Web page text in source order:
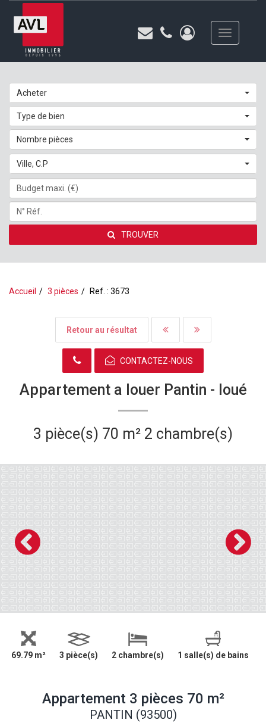
Toggle
navigation
Acheter
Type de bien
Nombre pièces
Ville, C.P
TROUVER
Accueil 3 pièces Ref. : 3673
Retour au résultat
CONTACTEZ-NOUS
Appartement a louer Pantin - loué
3 pièce(s) 70 m² 2 chambre(s)
69.79 m² 3 pièce(s) 2 chambre(s) 1 salle(s) de bains
Appartement 3 pièces 70 m²
PANTIN (93500)